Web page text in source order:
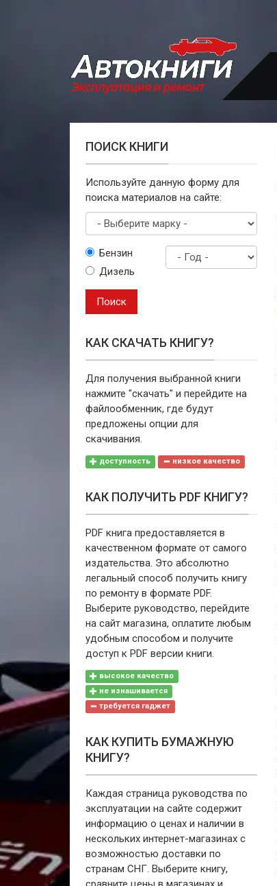
ПОИСК КНИГИ
Используйте данную форму для
поиска материалов на сайте:
маркуБензин
Дизель
Поиск
КАК СКАЧАТЬ КНИГУ?
Для получения выбранной книги
нажмите "скачать" и перейдите на
файлообменник, где будут
предложены опции для
скачивания.
доступность низкое качество
КАК ПОЛУЧИТЬ PDF КНИГУ?
PDF книга предоставляется в
качественном формате от самого
издательства. Это абсолютно
легальный способ получить книгу
по ремонту в формате PDF.
Выберите руководство, перейдите
на сайт магазина, оплатите любым
удобным способом и получите
доступ к PDF версии книги.
высокое качество
не изнашивается
требуется гаджет
КАК КУПИТЬ БУМАЖНУЮ
КНИГУ?
Каждая страница руководства по
эксплуатации на сайте содержит
информацию о ценах и наличии в
нескольких интернет-магазинах с
возможностью доставки по
странам СНГ. Выберите книгу,